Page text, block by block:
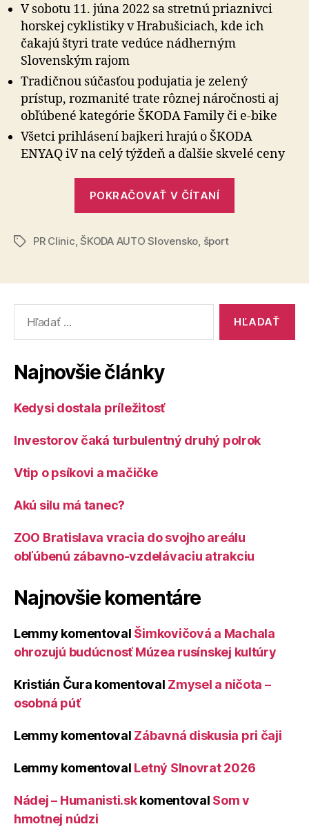
v
Slovenskom
raji
V sobotu 11. júna 2022 sa stretnú priaznivci
horskej cyklistiky v Hrabušiciach, kde ich
čakajú štyri trate vedúce nádherným
Slovenským rajom
Tradičnou súčasťou podujatia je zelený
prístup, rozmanité trate rôznej náročnosti aj
obľúbené kategórie ŠKODA Family či e-bike
Všetci prihlásení bajkeri hrajú o ŠKODA
ENYAQ iV na celý týždeň a ďalšie skvelé ceny
POKRAČOVAŤ V ČÍTANÍ
už
túto
ZnačkyPR Clinic,ŠKODA AUTO Slovensko, šport
Najnovšie články
Kedysi dostala príležitosť
Investorov čaká turbulentný druhý polrok
Vtip o psíkovi a mačičke
Akú silu má tanec?
ZOO Bratislava vracia do svojho areálu
obľúbenú zábavno-vzdelávaciu atrakciu
Najnovšie komentáre
Lemmy komentoval Šimkovičová a Machala
ohrozujú budúcnosť Múzea rusínskej kultúry
Kristián Čura komentoval Zmysel a ničota –
osobná púť
Lemmy komentoval Zábavná diskusia pri čaji
Lemmy komentoval Letný Slnovrat 2026
Nádej – Humanisti.skkomentoval Som v
hmotnej núdzi